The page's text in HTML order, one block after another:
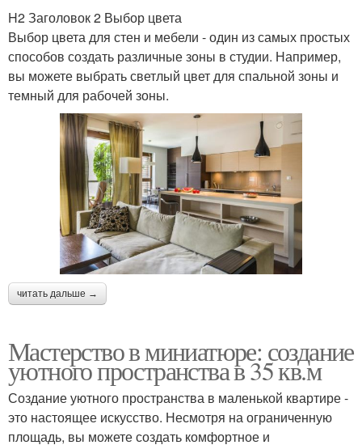
H2 Заголовок 2 Выбор цвета
Выбор цвета для стен и мебели - один из самых простых
способов создать различные зоны в студии. Например,
вы можете выбрать светлый цвет для спальной зоны и
темный для рабочей зоны.
читать дальше →
Мастерство в миниатюре: создание
уютного пространства в 35 кв.м
Создание уютного пространства в маленькой квартире -
это настоящее искусство. Несмотря на ограниченную
площадь, вы можете создать комфортное и